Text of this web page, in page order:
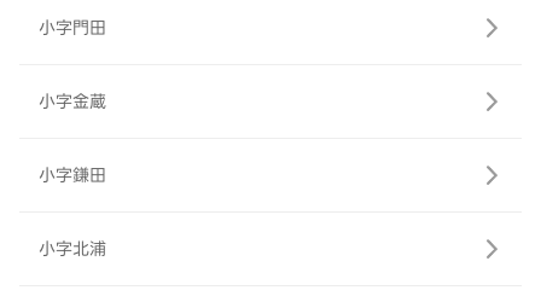
小字門田
小字金蔵
小字鎌田
小字北浦